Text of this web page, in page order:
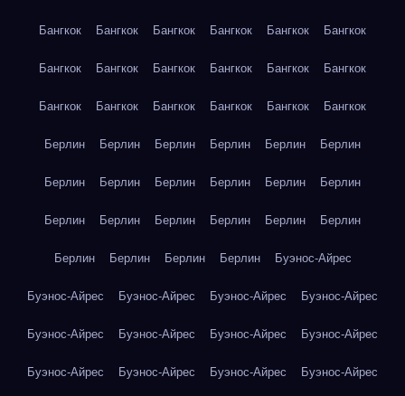
Бангкок Бангкок Бангкок Бангкок Бангкок Бангкок
Бангкок Бангкок Бангкок Бангкок Бангкок Бангкок
Бангкок Бангкок Бангкок Бангкок Бангкок Бангкок
Берлин Берлин Берлин Берлин Берлин Берлин
Берлин Берлин Берлин Берлин Берлин Берлин
Берлин Берлин Берлин Берлин Берлин Берлин
Берлин Берлин Берлин Берлин Буэнос-Айрес
Буэнос-Айрес Буэнос-Айрес Буэнос-Айрес Буэнос-Айрес
Буэнос-Айрес Буэнос-Айрес Буэнос-Айрес Буэнос-Айрес
Буэнос-Айрес Буэнос-Айрес Буэнос-Айрес Буэнос-Айрес